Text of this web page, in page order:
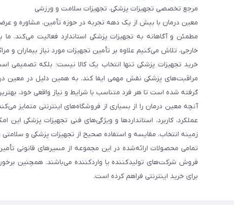
مرجع تخصصی تجهیزات پزشکی، تجهیزات سلامت و ورزشی
معین درمان با بیش از یک دهه تجربه در حوزه تأمین، مشاوره و
مطمئن و آگاهانه به تجهیزات پزشکی استاندارد فعالیت می‌کند.
خارجی، تلاش می‌کنیم علاوه بر تأمین تجهیزات مورد نیاز بیماران و
خرید تجهیزات پزشکی تنها انتخاب یک کالا نیست؛ بلکه تصمیمی
مراقبت‌های پزشکی نقش مهمی ایفا کند. به همین دلیل در معین
گرفته شده است تا هر فرد متناسب با شرایط و نیاز واقعی خود،
آنچه معین درمان را از بسیاری از فروشگاه‌های اینترنتی
عملکرد، کاربرد، استانداردها و ویژگی‌های فنی تجهیزات پزشکی
زمینه انتخاب، مقایسه و استفاده صحیح از تجهیزات پزشکی و سلامتی
تمامی محصولات ارائه‌شده در این مجموعه از مسیرهای قانونی
فروش شرکت‌های تولیدکننده یا واردکننده می‌باشند. همچنین
برای خرید اینترنتی فراهم کرده است.